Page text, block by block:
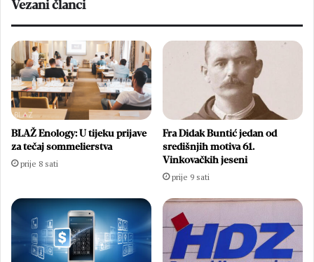
Vezani članci
BLAŽ Enology: U tijeku prijave
za tečaj sommelierstva
prije 8 sati
Fra Didak Buntić jedan od
središnjih motiva 61.
Vinkovačkih jeseni
prije 9 sati